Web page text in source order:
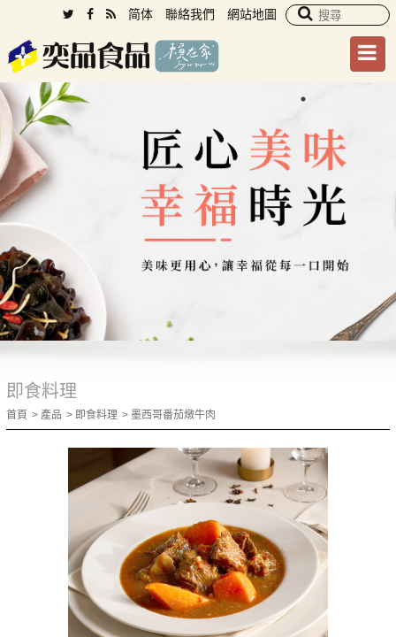
简体 聯絡我們 網站地圖
即食料理
首頁 產品 即食料理 墨西哥番茄燉牛肉